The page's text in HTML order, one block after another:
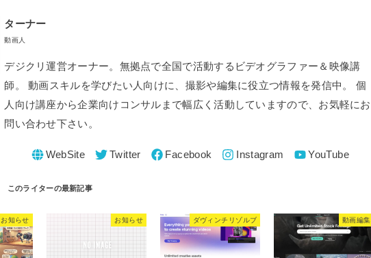
ターナー
動画人
デジクリ運営オーナー。無拠点で全国で活動するビデオグラファー＆映像講
師。 動画スキルを学びたい人向けに、撮影や編集に役立つ情報を発信中。 個
人向け講座から企業向けコンサルまで幅広く活動していますので、お気軽にお
問い合わせ下さい。
お知らせ お知らせ ダヴィンチリゾルブ 動画編集